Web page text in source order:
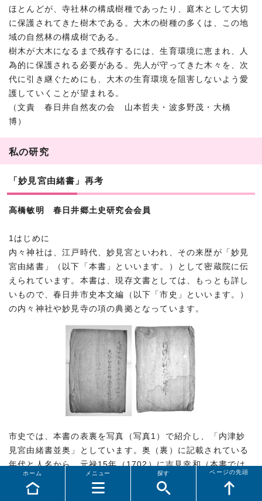
ほとんどが、寺社林の構成樹種であったり、庭木として大切
に保護されてきた樹木である。大木の樹種の多くは、この地
域の自然林の構成樹である。
樹木が大木になるまで残存するには、生育環境に恵まれ、人
為的に保護される必要がある。先人が守ってきた木々を、次
代に引き継ぐためにも、大木の生育環境を阻害しないよう愛
護していくことが望まれる。
（文責 春日井自然友の会 山本哲夫・波多野茂・大橋
博）
私の研究
「妙見宮由緒書」再考
高橋敏明 春日井郷土史研究会会員
1はじめに
内々神社は、江戸時代、妙見宮といわれ、その来歴が「妙見
宮由緒書」（以下「本書」といいます。）として密蔵院に伝
えられています。本書は、現存文書としては、もっとも詳し
いもので、春日井市史本文編（以下「市史」といいます。）
の内々神社や妙見寺の項の典拠となっています。
市史では、本書の表裏を写真（写真1）で紹介し、「内津妙
見宮由緒書並奥」としています。奥（裏）に記載されている
年代と人名から、元禄15年（1702）に吉見幸和（本書では
「源朝臣幸和」と記載）が編著したとしています。管見で
は、学術書も含めすべての本が市史を踏襲しています。しか
メニュー
ホーム 探す ページの先頭